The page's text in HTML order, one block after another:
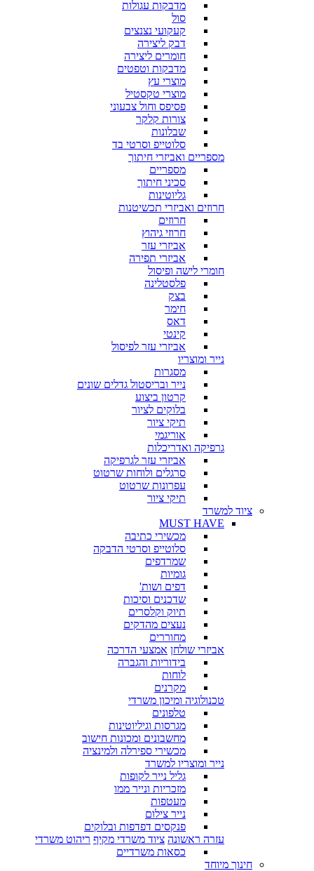
מדבקות עגולות
סול
קעקועי נצנצים
דבק ליצירה
חומרים ליצירה
מדבקות וטפטים
מוצרי עץ
מוצרי טקסטיל
פסיפס וחול צבעוני
צורות קלקר
שבלונות
סלוטייפ וסרטי בד
מספריים ואביזרי חיתוך
מספריים
סכיני חיתוך
גליוטינות
חרוזים ואביזרי תכשיטנות
חרוזים
חרוזי גיהוץ
אביזרי עזר
אביזרי תפירה
חומרי לישה ופיסול
פלסטלינה
בצק
חימר
דאס
קינטי
אביזרי עזר לפיסול
נייר ומוצריו
מסגרות
נייר ובריסטול גדלים שונים
קרטון ביצוע
בלוקים לציור
תיקי ציור
אוריגמי
גרפיקה ואדריכלות
אביזרי עזר לגרפיקה
סרגלים ולוחות שרטוט
עפרונות שרטוט
תיקי ציור
ציוד למשרד
MUST HAVE
מכשירי כתיבה
סלוטייפ וסרטי הדבקה
שמרדפים
גומיות
דפים ושות'
שדכנים וסיכות
תיוק וקלסרים
נעצים מהדקים
מחוררים
אביזרי שולחן אמצעי הדרכה
בידוריות והגברה
לוחות
מקרנים
טכנולוגיה ומיכון משרדי
טלפונים
מגרסות וגיליוטינות
מחשבונים ומכונות חישוב
מכשירי ספירלה ולמינציה
נייר ומוצריו למשרד
גליל נייר לקופות
מזכריות ונייר ממו
מעטפות
נייר צילום
פנקסים דפדפות ובלוקים
עזרה ראשונה ציוד משרדי מקיף ריהוט משרדי
כסאות משרדיים
חינוך מיוחד